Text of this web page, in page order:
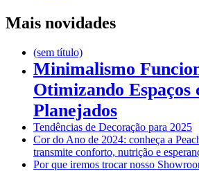
Mais novidades
(sem título)
Minimalismo
Otimizando Espaços
Planejados
Tendências de Decoração para 2025
Cor do Ano de 2024: conheça a
transmite conforto, nutrição e
Por que iremos trocar nosso